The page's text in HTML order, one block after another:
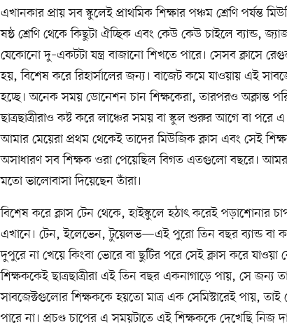
এখানকার প্রায় সব স্কুলেই প্রাথমিক শিক্ষার পঞ্চম শ্রেণি পর্যন্ত
ষষ্ঠ শ্রেণি থেকে কিছুটা ঐচ্ছিক এবং কেউ কেউ চাইলে ব্যান্ড,
যেকোনো দু–একটটা যন্ত্র বাজানো শিখতে পারে। সেসব ক্লাসে
হয়, বিশেষ করে রিহার্সালের জন্য। বাজেট কমে যাওয়ায় এই
হচ্ছে। অনেক সময় ডোনেশন চান শিক্ষকেরা, তারপরও অক্লান্ত
ছাত্রছাত্রীরাও কষ্ট করে লাঞ্চের সময় বা স্কুল শুরুর আগে বা পরে এ
আমার মেয়েরা প্রথম থেকেই তাদের মিউজিক ক্লাস এবং সেই
অসাধারণ সব শিক্ষক ওরা পেয়েছিল বিগত এতগুলো বছরে।
মতো ভালোবাসা দিয়েছেন তাঁরা।
বিশেষ করে ক্লাস টেন থেকে, হাইস্কুলে হঠাৎ করেই পড়াশোনার
এখানে। টেন, ইলেভেন, টুয়েলভ—এই পুরো তিন বছর ব্যান্ড বা
দুপুরে না খেয়ে কিংবা ভোরে বা ছুটির পরে সেই ক্লাস করে যাওয়া
শিক্ষককেই ছাত্রছাত্রীরা এই তিন বছর একনাগাড়ে পায়, সে জন্য
সাবজেক্টগুলোর শিক্ষককে হয়তো মাত্র এক সেমিস্টারেই পায়,
পারে না। প্রচণ্ড চাপের এ সময়টাতে এই শিক্ষককে দেখেছি নিজ